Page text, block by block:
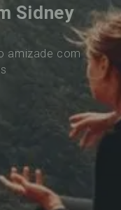
Sidney
amizade com